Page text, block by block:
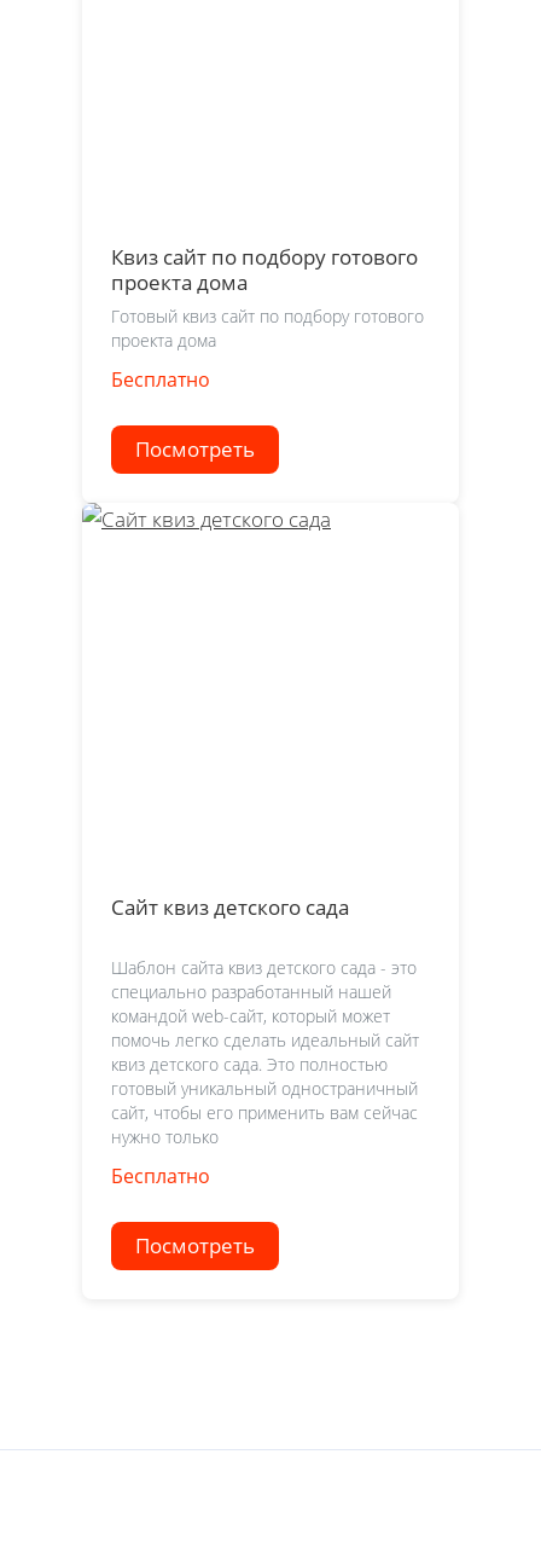
Квиз сайт по подбору готового
проекта дома
Готовый квиз сайт по подбору готового
проекта дома
Бесплатно
Посмотреть
Сайт квиз детского сада
Шаблон сайта квиз детского сада - это
специально разработанный нашей
командой web-сайт, который может
помочь легко сделать идеальный сайт
квиз детского сада. Это полностью
готовый уникальный одностраничный
сайт, чтобы его применить вам сейчас
нужно только
Бесплатно
Посмотреть